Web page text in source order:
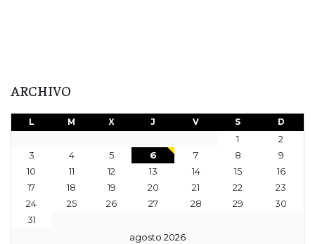
ARCHIVO
agosto 2026
L M X J V S D
1
2
3
4 5 6 7 8
9
10
11 12 13 14 15
16
17
18 19 20 21 22
23
24
25 26 27 28 29
30
31